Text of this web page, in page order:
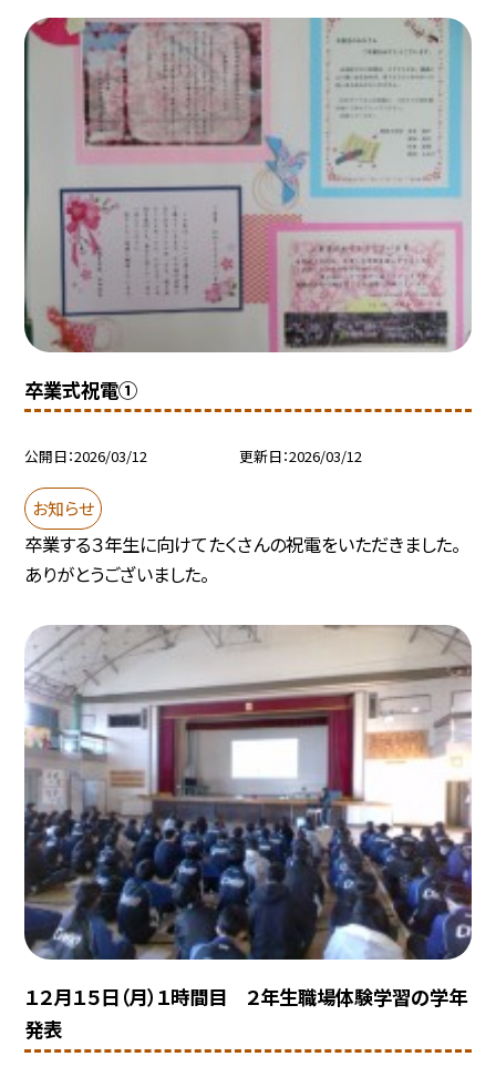
卒業式祝電①
公開日 2026/03/12 更新日 2026/03/12
お知らせ
卒業する３年生に向けてたくさんの祝電をいただきました。
ありがとうございました。
１２月１５日（月）１時間目 ２年生職場体験学習の学年
発表